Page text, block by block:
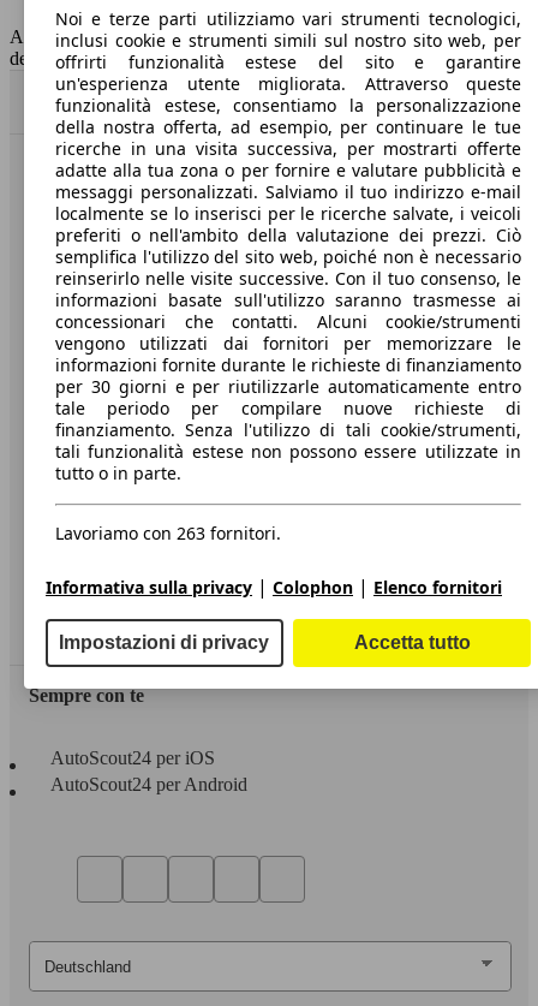
Capacità del serbatoio
60 l
AutoScout24 non si assume alcuna responsabilità per la correttezza
dei dati.
Torna su
Benvenuti su AutoScout24, il mercato auto europeo.
Società
A proposito di AutoScout24
Stampa
Media
Condizioni generali
Informazioni
Privacy
Dichiarazione di Accessibilità
Servizi
Area rivenditori
Sempre con te
AutoScout24 per iOS
AutoScout24 per Android
Noi e terze parti utilizziamo vari strumenti tecnologici,
inclusi cookie e strumenti simili sul nostro sito web, per
offrirti funzionalità estese del sito e garantire
un'esperienza utente migliorata. Attraverso queste
funzionalità estese, consentiamo la personalizzazione
della nostra offerta, ad esempio, per continuare le tue
ricerche in una visita successiva, per mostrarti offerte
adatte alla tua zona o per fornire e valutare pubblicità e
messaggi personalizzati. Salviamo il tuo indirizzo e-mail
localmente se lo inserisci per le ricerche salvate, i veicoli
preferiti o nell'ambito della valutazione dei prezzi. Ciò
semplifica l'utilizzo del sito web, poiché non è necessario
reinserirlo nelle visite successive. Con il tuo consenso, le
informazioni basate sull'utilizzo saranno trasmesse ai
concessionari che contatti. Alcuni cookie/strumenti
vengono utilizzati dai fornitori per memorizzare le
informazioni fornite durante le richieste di finanziamento
per 30 giorni e per riutilizzarle automaticamente entro
tale periodo per compilare nuove richieste di
finanziamento. Senza l'utilizzo di tali cookie/strumenti,
tali funzionalità estese non possono essere utilizzate in
tutto o in parte.
Lavoriamo con 263 fornitori.
Informativa sulla privacy | Colophon | Elenco fornitori
Impostazioni di privacy Accetta tutto